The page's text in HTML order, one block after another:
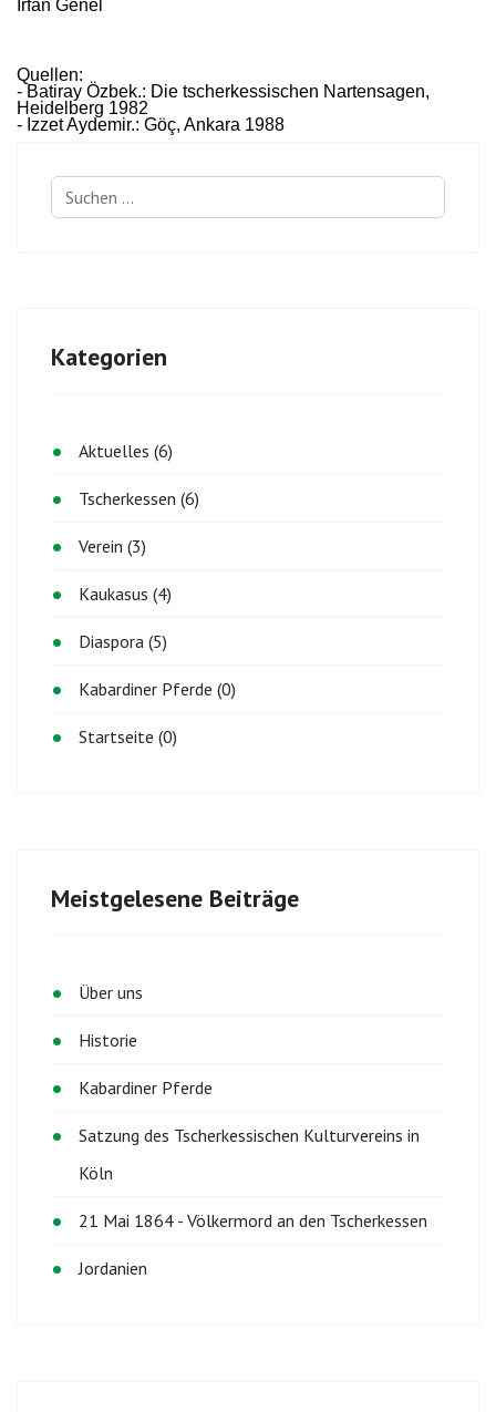
Irfan Genel
Quellen:
- Batiray Özbek.: Die tscherkessischen Nartensagen,
Heidelberg 1982
- Izzet Aydemir.: Göç, Ankara 1988
Suchen
...
Kategorien
Aktuelles (6)
Tscherkessen (6)
Verein (3)
Kaukasus (4)
Diaspora (5)
Kabardiner Pferde (0)
Startseite (0)
Meistgelesene Beiträge
Über uns
Historie
Kabardiner Pferde
Satzung des Tscherkessischen Kulturvereins in
Köln
21 Mai 1864 - Völkermord an den Tscherkessen
Jordanien